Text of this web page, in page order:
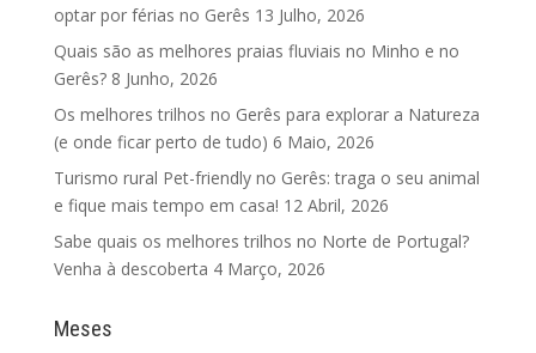
optar por férias no Gerês 13 Julho, 2026
Quais são as melhores praias fluviais no Minho e no
Gerês? 8 Junho, 2026
Os melhores trilhos no Gerês para explorar a Natureza
(e onde ficar perto de tudo) 6 Maio, 2026
Turismo rural Pet-friendly no Gerês: traga o seu animal
e fique mais tempo em casa! 12 Abril, 2026
Sabe quais os melhores trilhos no Norte de Portugal?
Venha à descoberta 4 Março, 2026
Meses